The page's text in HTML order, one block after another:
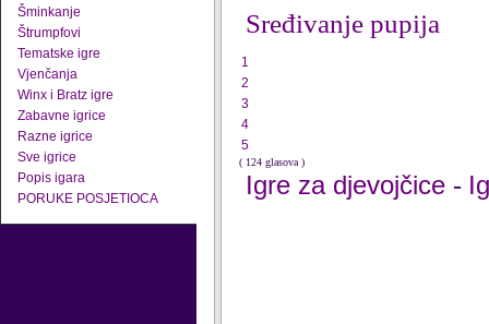
Šminkanje
Štrumpfovi
Tematske igre
Vjenčanja
Winx i Bratz igre
Zabavne igrice
Razne igrice
Sve igrice
Popis igara
PORUKE POSJETIOCA
Sređivanje pupija
1
2
3
4
5
( 124 glasova )
Igre za djevojčice -